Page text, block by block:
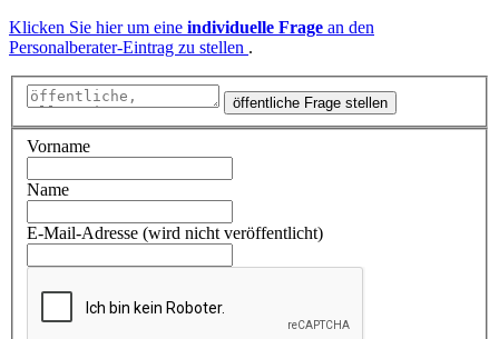
Klicken Sie hier um eine individuelle Frage an den
Personalberater-Eintrag zu stellen .
öffentliche Frage stellen
Vorname
Name
E-Mail-Adresse (wird nicht veröffentlicht)